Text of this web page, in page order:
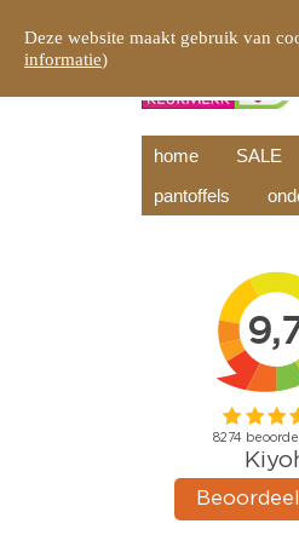
home SALE
pantoffels
Deze website maakt gebruik van
informatie)